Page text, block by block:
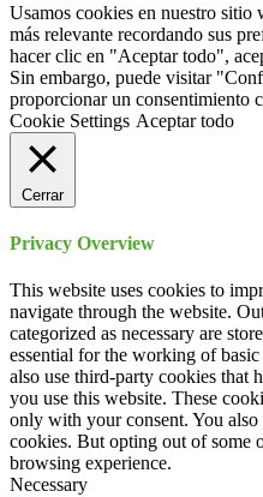
Usamos cookies en nuestro sitio
más relevante recordando sus
hacer clic en "Aceptar todo",
Sin embargo, puede visitar
proporcionar un consentimiento
Cookie Settings Aceptar todo
Cerrar
Privacy Overview
This website uses cookies to
navigate through the website.
categorized as necessary are
essential for the working of
also use third-party cookies that
you use this website. These
only with your consent. You
cookies. But opting out of some
browsing experience.
Necessary